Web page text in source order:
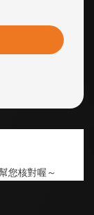
您核對喔～